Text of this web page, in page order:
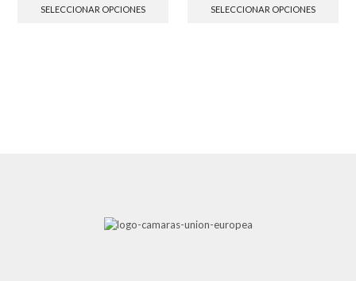
SELECCIONAR OPCIONES SELECCIONAR OPCIONES